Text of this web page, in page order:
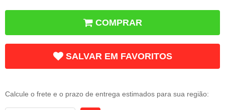
COMPRAR
SALVAR EM FAVORITOS
Calcule o frete e o prazo de entrega estimados para sua região: